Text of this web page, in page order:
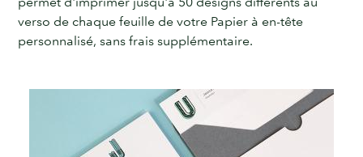
verso de chaque feuille de votre Papier à en-tête
personnalisé, sans frais supplémentaire.